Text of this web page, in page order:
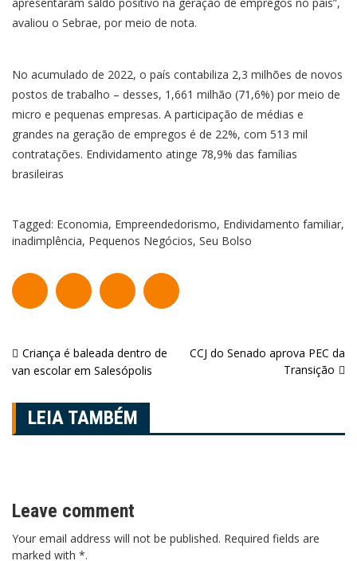
avaliou o Sebrae, por meio de nota.
No acumulado de 2022, o país contabiliza 2,3 milhões de novos
postos de trabalho – desses, 1,661 milhão (71,6%) por meio de
micro e pequenas empresas. A participação de médias e
grandes na geração de empregos é de 22%, com 513 mil
contratações. Endividamento atinge 78,9% das famílias
brasileiras
Tagged: Economia, Empreendedorismo, Endividamento familiar,
inadimplência, Pequenos Negócios, Seu Bolso
Navegação
Post
Criança é baleada dentro de
van escolar em Salesópolis
CCJ do Senado aprova PEC da
Transição
LEIA TAMBÉM
Leave comment
Your email address will not be published. Required fields are
marked with *.